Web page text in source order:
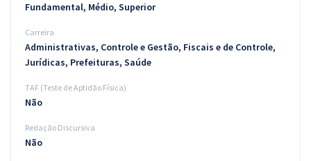
Fundamental, Médio, Superior
Carreira
Administrativas, Controle e Gestão, Fiscais e de Controle,
Jurídicas, Prefeituras, Saúde
TAF (Teste de Aptidão Física)
Não
Redação Discursiva
Não